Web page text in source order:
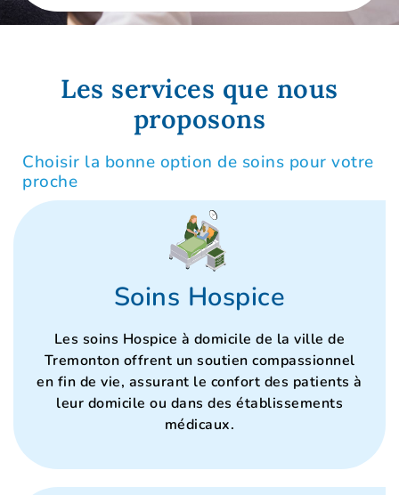
Les services que nous
proposons
Choisir la bonne option de soins pour votre
proche
Soins Hospice
Les soins Hospice à domicile de la ville de
Tremonton offrent un soutien compassionnel
en fin de vie, assurant le confort des patients à
leur domicile ou dans des établissements
médicaux.